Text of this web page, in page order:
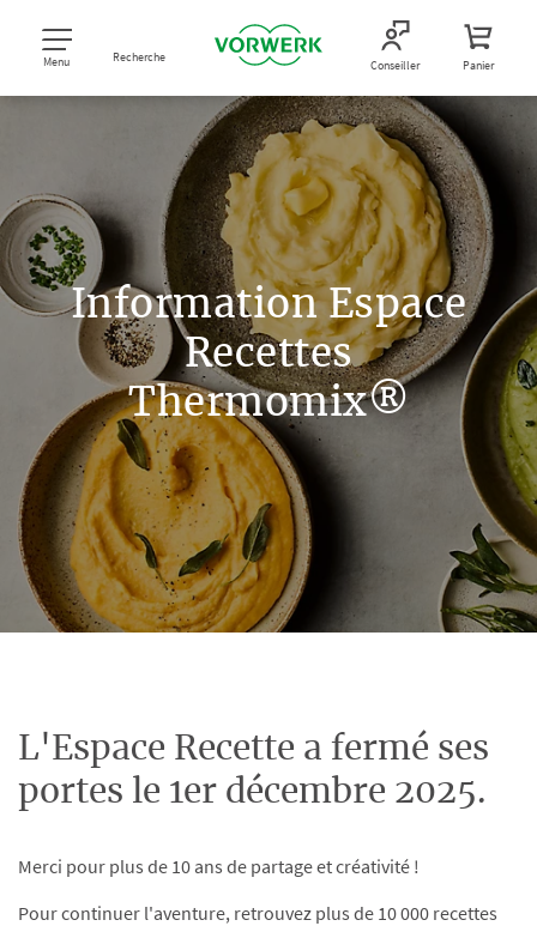
Menu Recherche Conseiller Panier
Information Espace
Recettes
Thermomix®
L'Espace Recette a fermé ses
portes le 1er décembre 2025.
Merci pour plus de 10 ans de partage et créativité !
Pour continuer l'aventure, retrouvez plus de 10 000 recettes